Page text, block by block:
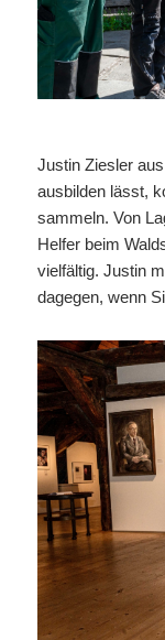
Justin Ziesler
ausbilden lässt,
sammeln. Von
Helfer beim
vielfältig. Justin
dagegen, wenn